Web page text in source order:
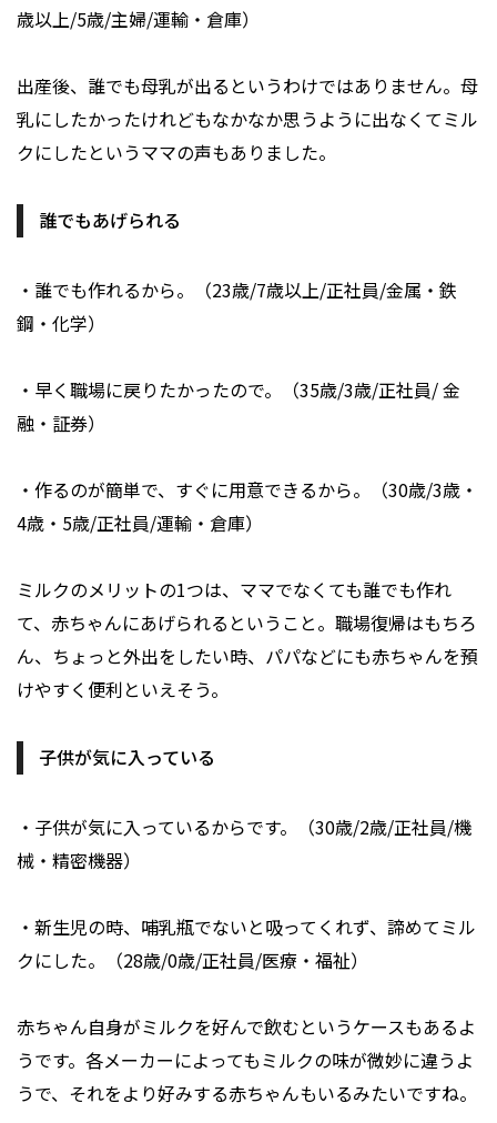
歳以上/5歳/主婦/運輸・倉庫）
出産後、誰でも母乳が出るというわけではありません。母
乳にしたかったけれどもなかなか思うように出なくてミル
クにしたというママの声もありました。
誰でもあげられる
・誰でも作れるから。（23歳/7歳以上/正社員/金属・鉄
鋼・化学）
・早く職場に戻りたかったので。（35歳/3歳/正社員/ 金
融・証券）
・作るのが簡単で、すぐに用意できるから。（30歳/3歳・
4歳・5歳/正社員/運輸・倉庫）
ミルクのメリットの1つは、ママでなくても誰でも作れ
て、赤ちゃんにあげられるということ。職場復帰はもちろ
ん、ちょっと外出をしたい時、パパなどにも赤ちゃんを預
けやすく便利といえそう。
子供が気に入っている
・子供が気に入っているからです。（30歳/2歳/正社員/機
械・精密機器）
・新生児の時、哺乳瓶でないと吸ってくれず、諦めてミル
クにした。（28歳/0歳/正社員/医療・福祉）
赤ちゃん自身がミルクを好んで飲むというケースもあるよ
うです。各メーカーによってもミルクの味が微妙に違うよ
うで、それをより好みする赤ちゃんもいるみたいですね。